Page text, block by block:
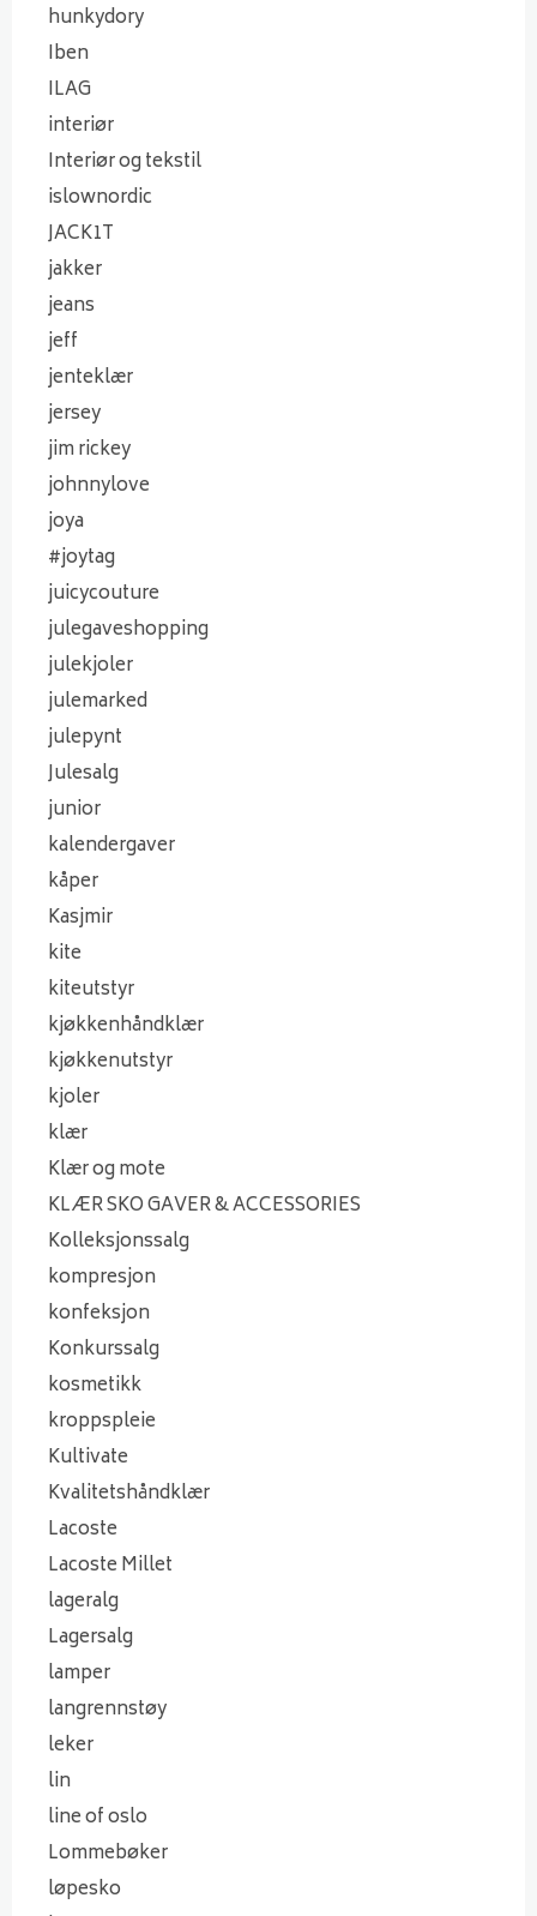
hunkydory
Iben
ILAG
interiør
Interiør og tekstil
islownordic
JACK1T
jakker
jeans
jeff
jenteklær
jersey
jim rickey
johnnylove
joya
#joytag
juicycouture
julegaveshopping
julekjoler
julemarked
julepynt
Julesalg
junior
kalendergaver
kåper
Kasjmir
kite
kiteutstyr
kjøkkenhåndklær
kjøkkenutstyr
kjoler
klær
Klær og mote
KLÆR SKO GAVER & ACCESSORIES
Kolleksjonssalg
kompresjon
konfeksjon
Konkurssalg
kosmetikk
kroppspleie
Kultivate
Kvalitetshåndklær
Lacoste
Lacoste Millet
lageralg
Lagersalg
lamper
langrennstøy
leker
lin
line of oslo
Lommebøker
løpesko